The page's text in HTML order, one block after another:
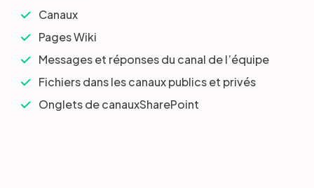
Canaux
Pages Wiki
Messages et réponses du canal de l’équipe
Fichiers dans les canaux publics et privés
Onglets de canauxSharePoint